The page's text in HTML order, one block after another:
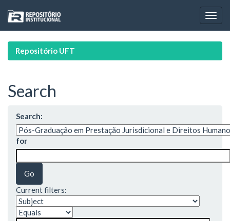
navigation
Repositório UFT
Search
Search:
for
Current filters: